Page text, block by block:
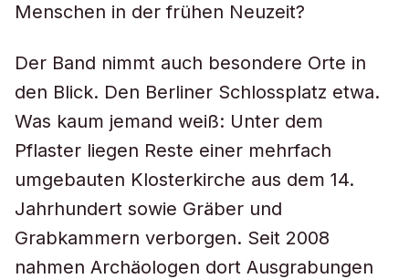
Menschen in der frühen Neuzeit?
Der Band nimmt auch besondere Orte in
den Blick. Den Berliner Schlossplatz etwa.
Was kaum jemand weiß: Unter dem
Pflaster liegen Reste einer mehrfach
umgebauten Klosterkirche aus dem 14.
Jahrhundert sowie Gräber und
Grabkammern verborgen. Seit 2008
nahmen Archäologen dort Ausgrabungen